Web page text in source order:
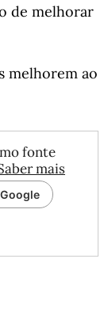
de melhorar
melhorem ao
fonte
mais